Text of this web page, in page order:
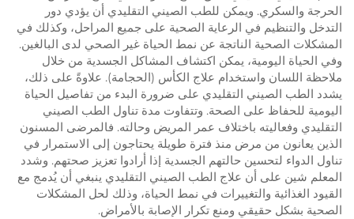
الحرجة والسكري. ويمكن للطب الصيني التقليدي أن يؤدي دور
التدخل والتنظيم في الرعاية الصحية على جميع المراحل، وكذلك في
المشكلات الصحية الناتجة عن نمط الحياة غير الصحي لدى البالغين.
وفي الحياة اليومية، يمكن اكتشاف المشاكل الجسدية من خلال
ملاحظة اللسان واستخدام علاج الكأس (الحجامة). علاوةً على ذلك،
يشدد الطب الصيني التقليدي على ضرورة البدء من تفاصيل الحياة
اليومية للحفاظ على الصحة. وتتفاوت مدة تناول الطب الصيني
التقليدي وفعاليته باختلاف عمر المريض وحالته. فالمرضى المسنون
الذين يعانون من مرض منذ فترة طويلة يحتاجون إلى الاستمرار في
تناول الدواء لتحسين حالتهم الجسدية إذا أرادوا تعزيز صحتهم. وشدد
المعلم شين على أن علاج الطب الصيني التقليدي ينبغي أن يُدمج مع
القيود الغذائية والتغييرات في نمط الحياة، وذلك لحل المشكلات
الصحية بشكل حقيقي ومنع تكرار الإصابة بالأمراض.